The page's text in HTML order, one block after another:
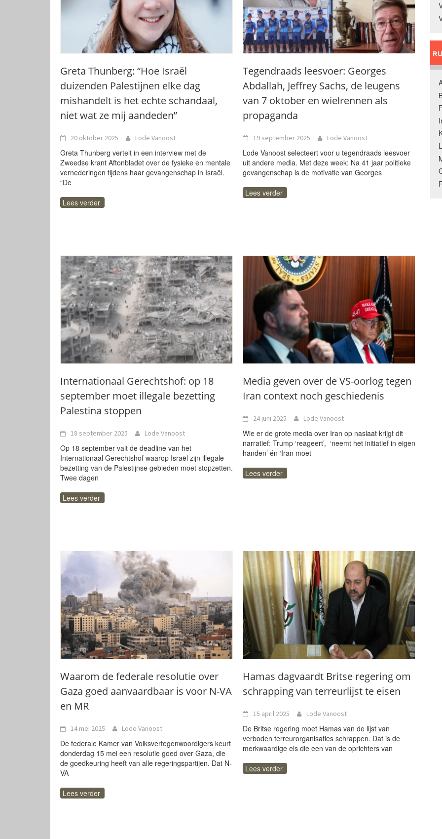
Greta Thunberg: “Hoe Israël
duizenden Palestijnen elke dag
mishandelt is het echte schandaal,
niet wat ze mij aandeden”
20 oktober 2025 Lode Vanoost
Greta Thunberg vertelt in een interview met de
Zweedse krant Aftonbladet over de fysieke en mentale
vernederingen tijdens haar gevangenschap in Israël.
“De
Lees verder
Tegendraads leesvoer: Georges
Abdallah, Jeffrey Sachs, de leugens
van 7 oktober en wielrennen als
propaganda
19 september 2025 Lode Vanoost
Lode Vanoost selecteert voor u tegendraads leesvoer
uit andere media. Met deze week: Na 41 jaar politieke
gevangenschap is de motivatie van Georges
Lees verder
Internationaal Gerechtshof: op 18
september moet illegale bezetting
Palestina stoppen
18 september 2025 Lode Vanoost
Op 18 september valt de deadline van het
Internationaal Gerechtshof waarop Israël zijn illegale
bezetting van de Palestijnse gebieden moet stopzetten.
Twee dagen
Lees verder
Media geven over de VS-oorlog tegen
Iran context noch geschiedenis
24 juni 2025 Lode Vanoost
Wie er de grote media over Iran op naslaat krijgt dit
narratief: Trump ‘reageert’, ‘neemt het initiatief in eigen
handen’ én ‘Iran moet
Lees verder
Waarom de federale resolutie over
Gaza goed aanvaardbaar is voor N-VA
en MR
14 mei 2025 Lode Vanoost
De federale Kamer van Volksvertegenwoordigers keurt
donderdag 15 mei een resolutie goed over Gaza, die
de goedkeuring heeft van alle regeringspartijen. Dat N-
VA
Lees verder
Hamas dagvaardt Britse regering om
schrapping van terreurlijst te eisen
15 april 2025 Lode Vanoost
De Britse regering moet Hamas van de lijst van
verboden terreurorganisaties schrappen. Dat is de
merkwaardige eis die een van de oprichters van
Lees verder